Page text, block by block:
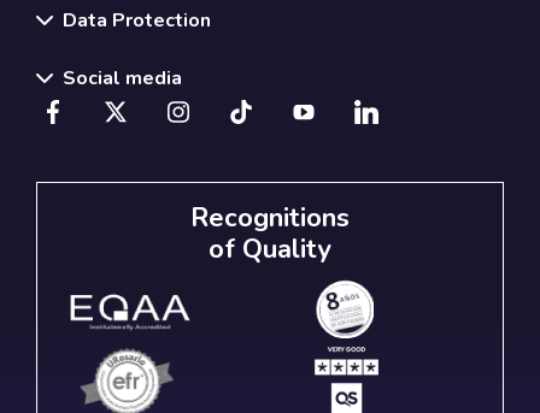
Data Protection
Social media
Recognitions
of Quality